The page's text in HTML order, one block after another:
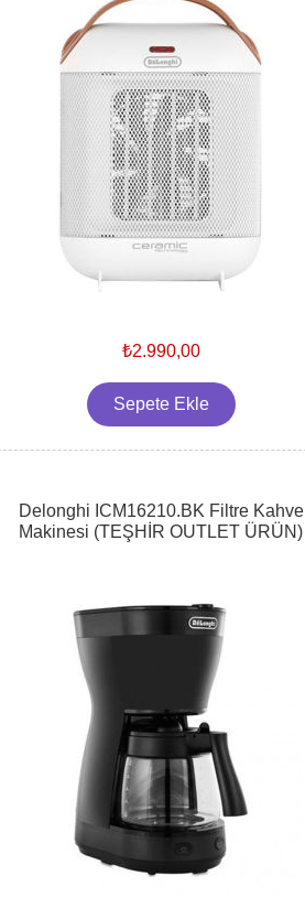
₺2.990,00
Delonghi ICM16210.BK Filtre Kahve
Makinesi (TEŞHİR OUTLET ÜRÜN)